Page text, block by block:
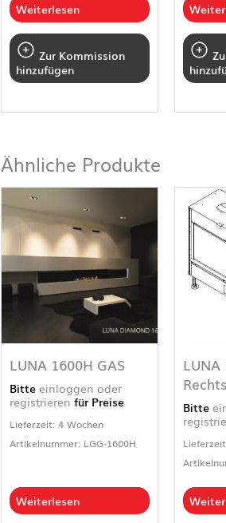
Weiterlesen
Zur Kommission
hinzufügen
Ähnliche Produkte
LUNA 1600H GAS
Bitte einloggen oder
registrieren für Preise
Lieferzeit: 4 Wochen
Artikelnummer: LGG-1600H
Weiterlesen
LUNA
Bitte